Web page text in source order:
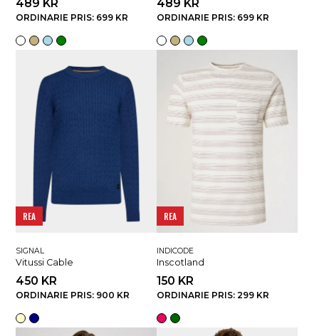
489 KR
ORDINARIE PRIS: 699 KR
489 KR
ORDINARIE PRIS: 699 KR
REA
SIGNAL
Vitussi Cable
450 KR
ORDINARIE PRIS: 900 KR
REA
INDICODE
Inscotland
150 KR
ORDINARIE PRIS: 299 KR